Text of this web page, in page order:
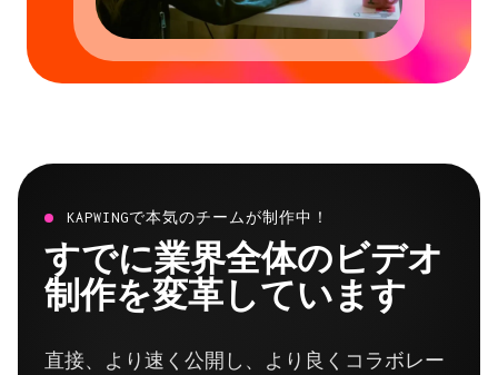
KAPWINGで本気のチームが制作中！
すでに業界全体のビデオ
制作を変革しています
直接、より速く公開し、より良くコラボレー